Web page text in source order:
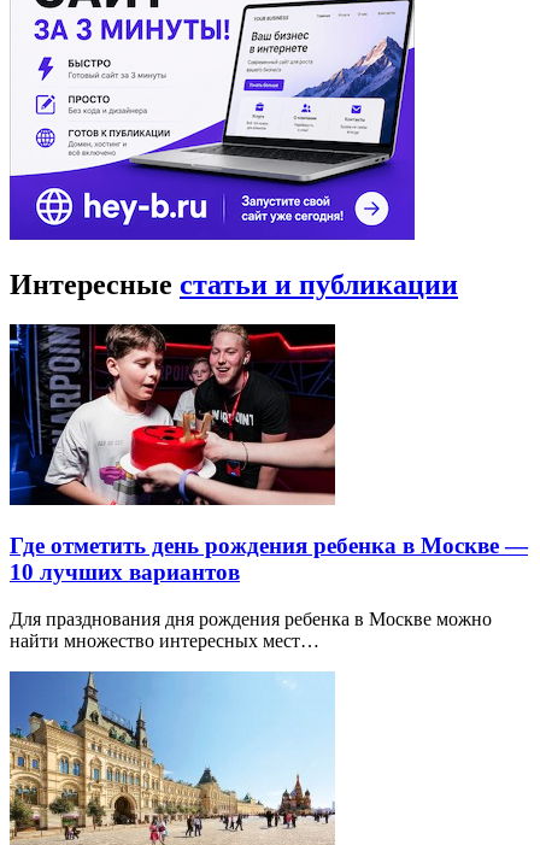
Интересные статьи и публикации
Где отметить день рождения ребенка в Москве —
10 лучших вариантов
Для празднования дня рождения ребенка в Москве можно
найти множество интересных мест…